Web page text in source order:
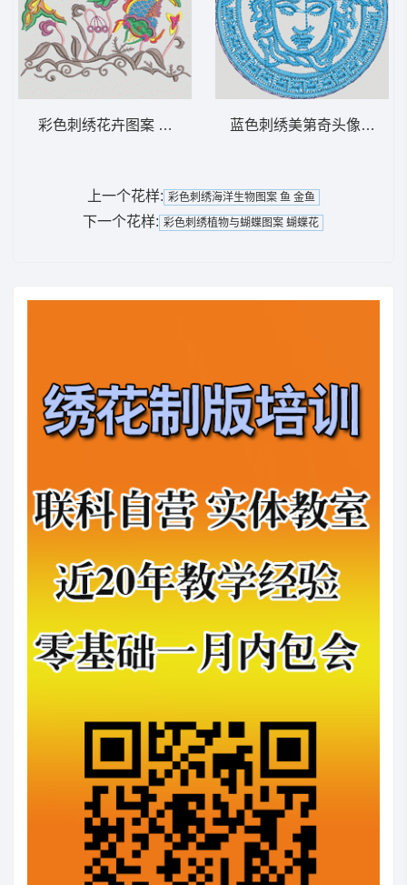
彩色刺绣花卉图案 古典 花 蓝色刺绣美第奇头像徽章
上一个花样: 彩色刺绣海洋生物图案 鱼 金鱼
下一个花样: 彩色刺绣植物与蝴蝶图案 蝴蝶花